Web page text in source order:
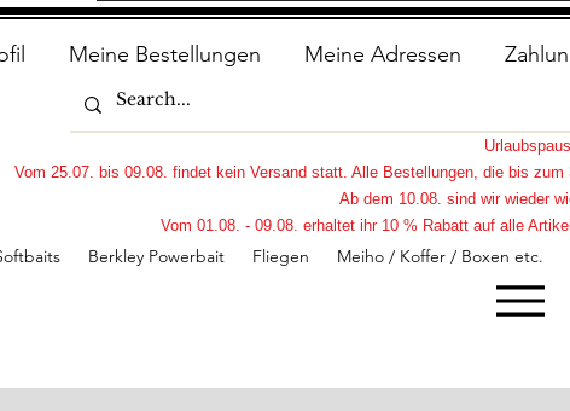
Meine Bestellungen Meine Adressen
Berkley Powerbait Fliegen Meiho / Koffer / Boxen etc.
Vom 25.07. bis 09.08. findet kein Versand statt. Alle Bestellungen, die bis
Ab dem 10.08. sind wir wieder
Vom 01.08. - 09.08. erhaltet ihr 10 % Rabatt auf alle